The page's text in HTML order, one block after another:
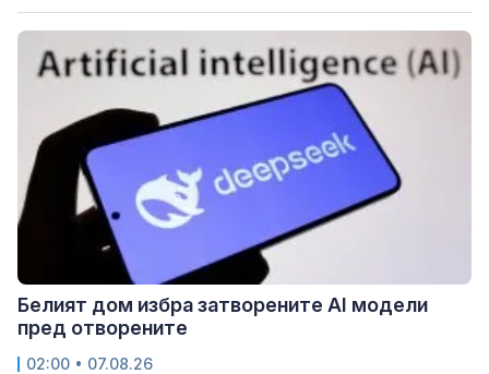
Белият дом избра затворените AI модели
пред отворените
02:00 • 07.08.26